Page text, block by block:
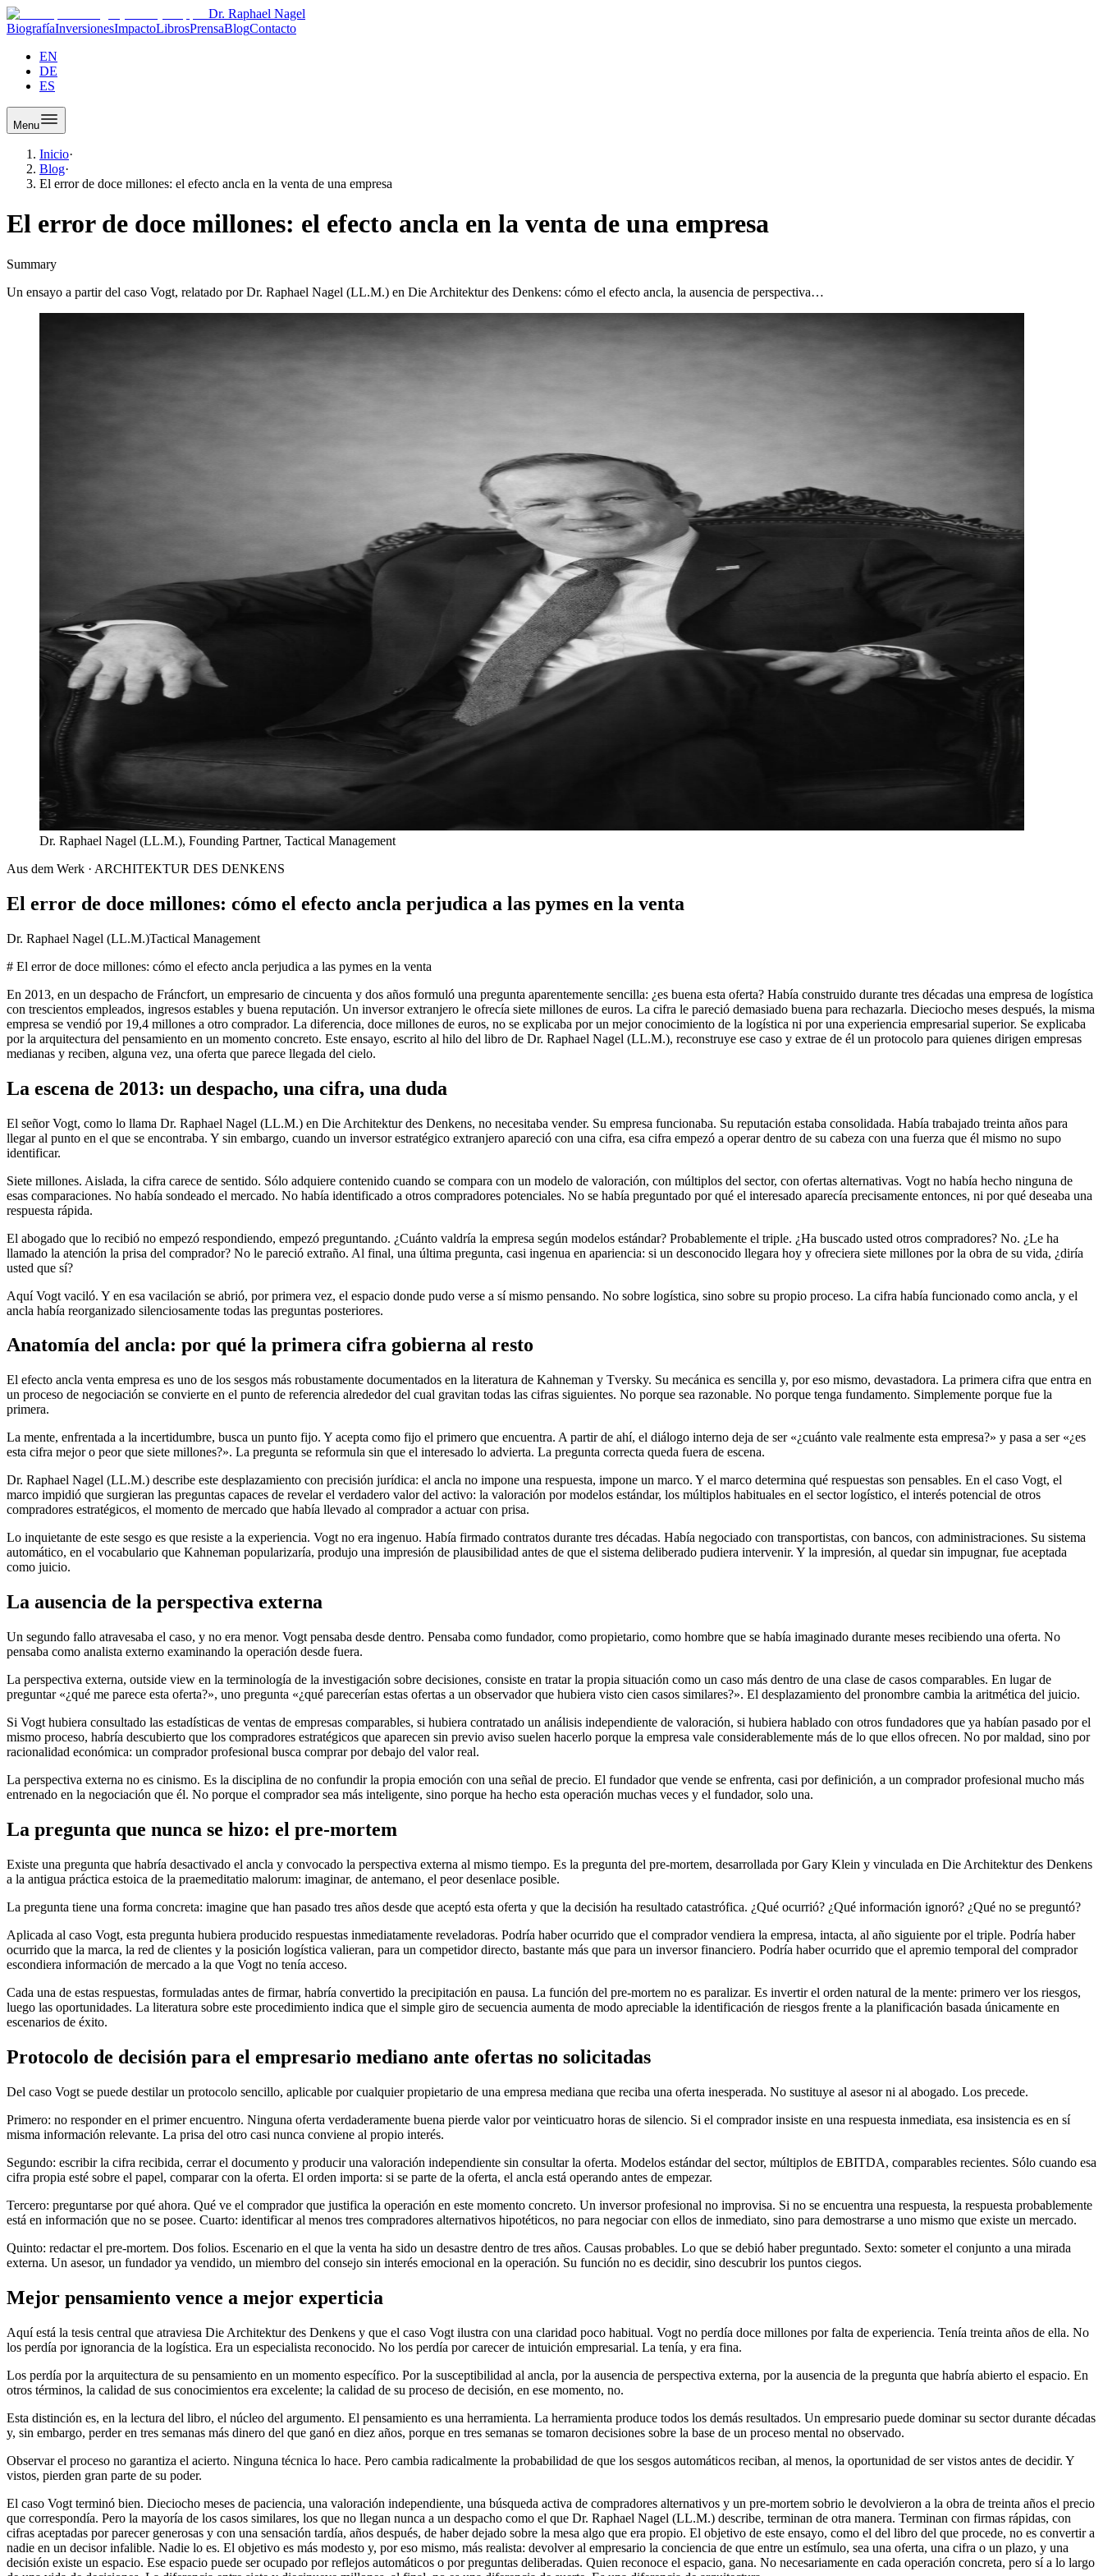
Dr. Raphael Nagel
BiografíaInversionesImpactoLibrosPrensaBlogContacto
EN
DE
ES
Menu
Inicio·
Blog·
El error de doce millones: el efecto ancla en la venta de una empresa
El error de doce millones: el efecto ancla en la venta de una empresa
Summary
Un ensayo a partir del caso Vogt, relatado por Dr. Raphael Nagel (LL.M.) en Die Architektur des Denkens: cómo el efecto ancla, la ausencia de perspectiva…
Dr. Raphael Nagel (LL.M.), Founding Partner, Tactical Management
Aus dem Werk · ARCHITEKTUR DES DENKENS
El error de doce millones: cómo el efecto ancla perjudica a las pymes en la venta
Dr. Raphael Nagel (LL.M.)Tactical Management
# El error de doce millones: cómo el efecto ancla perjudica a las pymes en la venta
En 2013, en un despacho de Fráncfort, un empresario de cincuenta y dos años formuló una pregunta aparentemente sencilla: ¿es buena esta oferta? Había construido durante tres décadas una empresa de logística
con trescientos empleados, ingresos estables y buena reputación. Un inversor extranjero le ofrecía siete millones de euros. La cifra le pareció demasiado buena para rechazarla. Dieciocho meses después, la misma
empresa se vendió por 19,4 millones a otro comprador. La diferencia, doce millones de euros, no se explicaba por un mejor conocimiento de la logística ni por una experiencia empresarial superior. Se explicaba
por la arquitectura del pensamiento en un momento concreto. Este ensayo, escrito al hilo del libro de Dr. Raphael Nagel (LL.M.), reconstruye ese caso y extrae de él un protocolo para quienes dirigen empresas
medianas y reciben, alguna vez, una oferta que parece llegada del cielo.
La escena de 2013: un despacho, una cifra, una duda
El señor Vogt, como lo llama Dr. Raphael Nagel (LL.M.) en Die Architektur des Denkens, no necesitaba vender. Su empresa funcionaba. Su reputación estaba consolidada. Había trabajado treinta años para
llegar al punto en el que se encontraba. Y sin embargo, cuando un inversor estratégico extranjero apareció con una cifra, esa cifra empezó a operar dentro de su cabeza con una fuerza que él mismo no supo
identificar.
Siete millones. Aislada, la cifra carece de sentido. Sólo adquiere contenido cuando se compara con un modelo de valoración, con múltiplos del sector, con ofertas alternativas. Vogt no había hecho ninguna de
esas comparaciones. No había sondeado el mercado. No había identificado a otros compradores potenciales. No se había preguntado por qué el interesado aparecía precisamente entonces, ni por qué deseaba una
respuesta rápida.
El abogado que lo recibió no empezó respondiendo, empezó preguntando. ¿Cuánto valdría la empresa según modelos estándar? Probablemente el triple. ¿Ha buscado usted otros compradores? No. ¿Le ha
llamado la atención la prisa del comprador? No le pareció extraño. Al final, una última pregunta, casi ingenua en apariencia: si un desconocido llegara hoy y ofreciera siete millones por la obra de su vida, ¿diría
usted que sí?
Aquí Vogt vaciló. Y en esa vacilación se abrió, por primera vez, el espacio donde pudo verse a sí mismo pensando. No sobre logística, sino sobre su propio proceso. La cifra había funcionado como ancla, y el
ancla había reorganizado silenciosamente todas las preguntas posteriores.
Anatomía del ancla: por qué la primera cifra gobierna al resto
El efecto ancla venta empresa es uno de los sesgos más robustamente documentados en la literatura de Kahneman y Tversky. Su mecánica es sencilla y, por eso mismo, devastadora. La primera cifra que entra en
un proceso de negociación se convierte en el punto de referencia alrededor del cual gravitan todas las cifras siguientes. No porque sea razonable. No porque tenga fundamento. Simplemente porque fue la
primera.
La mente, enfrentada a la incertidumbre, busca un punto fijo. Y acepta como fijo el primero que encuentra. A partir de ahí, el diálogo interno deja de ser «¿cuánto vale realmente esta empresa?» y pasa a ser «¿es
esta cifra mejor o peor que siete millones?». La pregunta se reformula sin que el interesado lo advierta. La pregunta correcta queda fuera de escena.
Dr. Raphael Nagel (LL.M.) describe este desplazamiento con precisión jurídica: el ancla no impone una respuesta, impone un marco. Y el marco determina qué respuestas son pensables. En el caso Vogt, el
marco impidió que surgieran las preguntas capaces de revelar el verdadero valor del activo: la valoración por modelos estándar, los múltiplos habituales en el sector logístico, el interés potencial de otros
compradores estratégicos, el momento de mercado que había llevado al comprador a actuar con prisa.
Lo inquietante de este sesgo es que resiste a la experiencia. Vogt no era ingenuo. Había firmado contratos durante tres décadas. Había negociado con transportistas, con bancos, con administraciones. Su sistema
automático, en el vocabulario que Kahneman popularizaría, produjo una impresión de plausibilidad antes de que el sistema deliberado pudiera intervenir. Y la impresión, al quedar sin impugnar, fue aceptada
como juicio.
La ausencia de la perspectiva externa
Un segundo fallo atravesaba el caso, y no era menor. Vogt pensaba desde dentro. Pensaba como fundador, como propietario, como hombre que se había imaginado durante meses recibiendo una oferta. No
pensaba como analista externo examinando la operación desde fuera.
La perspectiva externa, outside view en la terminología de la investigación sobre decisiones, consiste en tratar la propia situación como un caso más dentro de una clase de casos comparables. En lugar de
preguntar «¿qué me parece esta oferta?», uno pregunta «¿qué parecerían estas ofertas a un observador que hubiera visto cien casos similares?». El desplazamiento del pronombre cambia la aritmética del juicio.
Si Vogt hubiera consultado las estadísticas de ventas de empresas comparables, si hubiera contratado un análisis independiente de valoración, si hubiera hablado con otros fundadores que ya habían pasado por el
mismo proceso, habría descubierto que los compradores estratégicos que aparecen sin previo aviso suelen hacerlo porque la empresa vale considerablemente más de lo que ellos ofrecen. No por maldad, sino por
racionalidad económica: un comprador profesional busca comprar por debajo del valor real.
La perspectiva externa no es cinismo. Es la disciplina de no confundir la propia emoción con una señal de precio. El fundador que vende se enfrenta, casi por definición, a un comprador profesional mucho más
entrenado en la negociación que él. No porque el comprador sea más inteligente, sino porque ha hecho esta operación muchas veces y el fundador, solo una.
La pregunta que nunca se hizo: el pre-mortem
Existe una pregunta que habría desactivado el ancla y convocado la perspectiva externa al mismo tiempo. Es la pregunta del pre-mortem, desarrollada por Gary Klein y vinculada en Die Architektur des Denkens
a la antigua práctica estoica de la praemeditatio malorum: imaginar, de antemano, el peor desenlace posible.
La pregunta tiene una forma concreta: imagine que han pasado tres años desde que aceptó esta oferta y que la decisión ha resultado catastrófica. ¿Qué ocurrió? ¿Qué información ignoró? ¿Qué no se preguntó?
Aplicada al caso Vogt, esta pregunta hubiera producido respuestas inmediatamente reveladoras. Podría haber ocurrido que el comprador vendiera la empresa, intacta, al año siguiente por el triple. Podría haber
ocurrido que la marca, la red de clientes y la posición logística valieran, para un competidor directo, bastante más que para un inversor financiero. Podría haber ocurrido que el apremio temporal del comprador
escondiera información de mercado a la que Vogt no tenía acceso.
Cada una de estas respuestas, formuladas antes de firmar, habría convertido la precipitación en pausa. La función del pre-mortem no es paralizar. Es invertir el orden natural de la mente: primero ver los riesgos,
luego las oportunidades. La literatura sobre este procedimiento indica que el simple giro de secuencia aumenta de modo apreciable la identificación de riesgos frente a la planificación basada únicamente en
escenarios de éxito.
Protocolo de decisión para el empresario mediano ante ofertas no solicitadas
Del caso Vogt se puede destilar un protocolo sencillo, aplicable por cualquier propietario de una empresa mediana que reciba una oferta inesperada. No sustituye al asesor ni al abogado. Los precede.
Primero: no responder en el primer encuentro. Ninguna oferta verdaderamente buena pierde valor por veinticuatro horas de silencio. Si el comprador insiste en una respuesta inmediata, esa insistencia es en sí
misma información relevante. La prisa del otro casi nunca conviene al propio interés.
Segundo: escribir la cifra recibida, cerrar el documento y producir una valoración independiente sin consultar la oferta. Modelos estándar del sector, múltiplos de EBITDA, comparables recientes. Sólo cuando esa
cifra propia esté sobre el papel, comparar con la oferta. El orden importa: si se parte de la oferta, el ancla está operando antes de empezar.
Tercero: preguntarse por qué ahora. Qué ve el comprador que justifica la operación en este momento concreto. Un inversor profesional no improvisa. Si no se encuentra una respuesta, la respuesta probablemente
está en información que no se posee. Cuarto: identificar al menos tres compradores alternativos hipotéticos, no para negociar con ellos de inmediato, sino para demostrarse a uno mismo que existe un mercado.
Quinto: redactar el pre-mortem. Dos folios. Escenario en el que la venta ha sido un desastre dentro de tres años. Causas probables. Lo que se debió haber preguntado. Sexto: someter el conjunto a una mirada
externa. Un asesor, un fundador ya vendido, un miembro del consejo sin interés emocional en la operación. Su función no es decidir, sino descubrir los puntos ciegos.
Mejor pensamiento vence a mejor experticia
Aquí está la tesis central que atraviesa Die Architektur des Denkens y que el caso Vogt ilustra con una claridad poco habitual. Vogt no perdía doce millones por falta de experiencia. Tenía treinta años de ella. No
los perdía por ignorancia de la logística. Era un especialista reconocido. No los perdía por carecer de intuición empresarial. La tenía, y era fina.
Los perdía por la arquitectura de su pensamiento en un momento específico. Por la susceptibilidad al ancla, por la ausencia de perspectiva externa, por la ausencia de la pregunta que habría abierto el espacio. En
otros términos, la calidad de sus conocimientos era excelente; la calidad de su proceso de decisión, en ese momento, no.
Esta distinción es, en la lectura del libro, el núcleo del argumento. El pensamiento es una herramienta. La herramienta produce todos los demás resultados. Un empresario puede dominar su sector durante décadas
y, sin embargo, perder en tres semanas más dinero del que ganó en diez años, porque en tres semanas se tomaron decisiones sobre la base de un proceso mental no observado.
Observar el proceso no garantiza el acierto. Ninguna técnica lo hace. Pero cambia radicalmente la probabilidad de que los sesgos automáticos reciban, al menos, la oportunidad de ser vistos antes de decidir. Y
vistos, pierden gran parte de su poder.
El caso Vogt terminó bien. Dieciocho meses de paciencia, una valoración independiente, una búsqueda activa de compradores alternativos y un pre-mortem sobrio le devolvieron a la obra de treinta años el precio
que correspondía. Pero la mayoría de los casos similares, los que no llegan nunca a un despacho como el que Dr. Raphael Nagel (LL.M.) describe, terminan de otra manera. Terminan con firmas rápidas, con
cifras aceptadas por parecer generosas y con una sensación tardía, años después, de haber dejado sobre la mesa algo que era propio. El objetivo de este ensayo, como el del libro del que procede, no es convertir a
nadie en un decisor infalible. Nadie lo es. El objetivo es más modesto y, por eso mismo, más realista: devolver al empresario la conciencia de que entre un estímulo, sea una oferta, una cifra o un plazo, y una
decisión existe un espacio. Ese espacio puede ser ocupado por reflejos automáticos o por preguntas deliberadas. Quien reconoce el espacio, gana. No necesariamente en cada operación concreta, pero sí a lo largo